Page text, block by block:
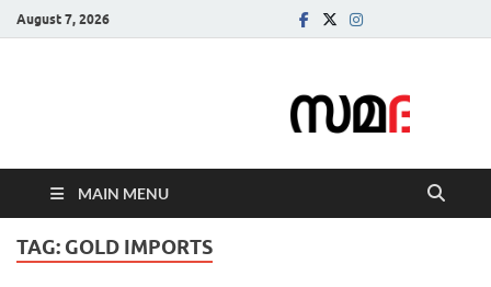
August 7, 2026
MAIN MENU
TAG: GOLD IMPORTS